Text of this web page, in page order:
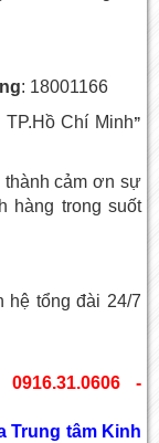
: 18001166
TP.Hồ Chí Minh”
thành cảm ơn sự
hàng trong suốt
hệ tổng đài 24/7
0916.31.0606 -
Trung tâm Kinh